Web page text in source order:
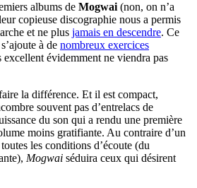
albums de Mogwai (non, on n’a
copieuse discographie nous a permis
et ne plus jamais en descendre. Ce
à de nombreux exercices
excellent évidemment ne viendra pas
la différence. Et il est compact,
souvent pas d’entrelacs de
du son qui a rendu une première
moins gratifiante. Au contraire d’un
les conditions d’écoute (du
Mogwai séduira ceux qui désirent